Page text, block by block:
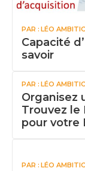
PAR : LÉO
Capacité
savoir
PAR : LÉO
Organisez
Trouvez
pour votre
PAR : LÉO